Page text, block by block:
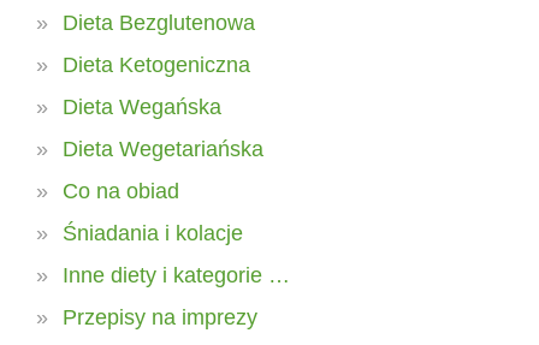
Dieta Bezglutenowa
Dieta Ketogeniczna
Dieta Wegańska
Dieta Wegetariańska
Co na obiad
Śniadania i kolacje
Inne diety i kategorie …
Przepisy na imprezy